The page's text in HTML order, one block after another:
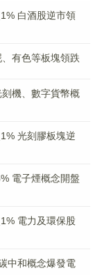
白酒股逆市領
有色等板塊領跌
機、數字貨幣概
光刻膠板塊逆
電子煙概念開盤
電力及環保股
中和概念爆發電